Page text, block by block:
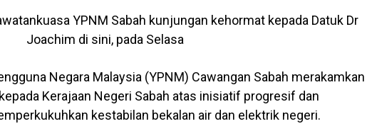
YPNM Sabah kunjungan kehormat kepada Datuk Dr
Joachim di sini, pada Selasa
Negara Malaysia (YPNM) Cawangan Sabah merakamkan
Kerajaan Negeri Sabah atas inisiatif progresif dan
kestabilan bekalan air dan elektrik negeri.